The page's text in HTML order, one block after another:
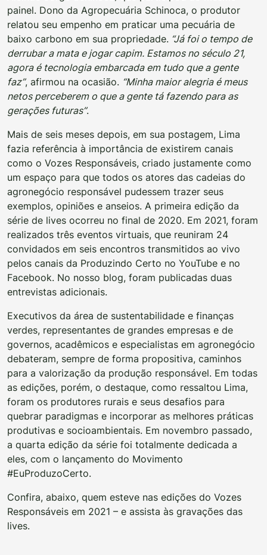
painel. Dono da Agropecuária Schinoca, o produtor
relatou seu empenho em praticar uma pecuária de
baixo carbono em sua propriedade. “Já foi o tempo de
derrubar a mata e jogar capim. Estamos no século 21,
agora é tecnologia embarcada em tudo que a gente
faz”, afirmou na ocasião. “Minha maior alegria é meus
netos perceberem o que a gente tá fazendo para as
gerações futuras”.
Mais de seis meses depois, em sua postagem, Lima
fazia referência à importância de existirem canais
como o Vozes Responsáveis, criado justamente como
um espaço para que todos os atores das cadeias do
agronegócio responsável pudessem trazer seus
exemplos, opiniões e anseios. A primeira edição da
série de lives ocorreu no final de 2020. Em 2021, foram
realizados três eventos virtuais, que reuniram 24
convidados em seis encontros transmitidos ao vivo
pelos canais da Produzindo Certo no YouTube e no
Facebook. No nosso blog, foram publicadas duas
entrevistas adicionais.
Executivos da área de sustentabilidade e finanças
verdes, representantes de grandes empresas e de
governos, acadêmicos e especialistas em agronegócio
debateram, sempre de forma propositiva, caminhos
para a valorização da produção responsável. Em todas
as edições, porém, o destaque, como ressaltou Lima,
foram os produtores rurais e seus desafios para
quebrar paradigmas e incorporar as melhores práticas
produtivas e socioambientais. Em novembro passado,
a quarta edição da série foi totalmente dedicada a
eles, com o lançamento do Movimento
#EuProduzoCerto.
Confira, abaixo, quem esteve nas edições do Vozes
Responsáveis em 2021 – e assista às gravações das
lives.